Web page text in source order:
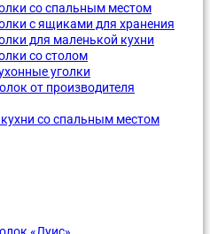
со спальным местом
с ящиками для хранения
для маленькой кухни
со столом
уголки
от производителя
со спальным местом